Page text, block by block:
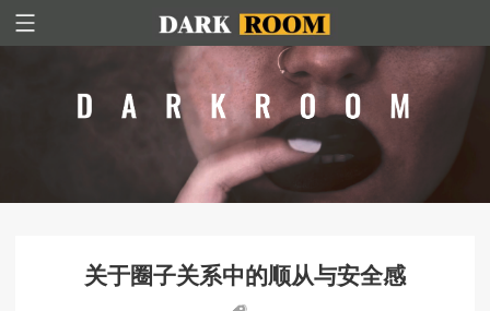
关于圈子关系中的顺从与安全感